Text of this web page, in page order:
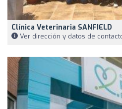
Clínica Veterinaria SANFIELD
Ver dirección y datos de